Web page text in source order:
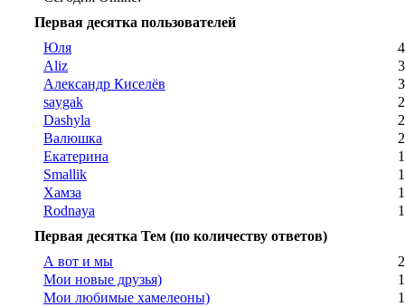
Первая десятка пользователей
Юля
Aliz
Александр Киселёв
saygak
Dashyla
Валюшка
Екатерина
Smallik
Хамза
Rodnaya
Первая десятка Тем (по количеству ответов)
А вот и мы
Мои новые друзья)
Мои любимые хамелеоны)